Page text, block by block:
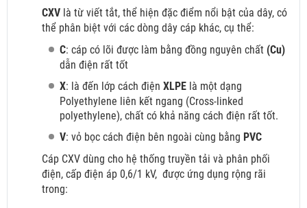
CXV là từ viết tắt, thể hiện đặc điểm nổi bật của dây, có
thể phân biệt với các dòng dây cáp khác, cụ thể:
C: cáp có lõi được làm bằng đồng nguyên chất (Cu)
dẫn điện rất tốt
X: là đến lớp cách điện XLPE là một dạng
Polyethylene liên kết ngang (Cross-linked
polyethylene), chất có khả năng cách điện rất tốt.
V: vỏ bọc cách điện bên ngoài cùng bằng PVC
Cáp CXV dùng cho hệ thống truyền tải và phân phối
điện, cấp điện áp 0,6/1 kV, được ứng dụng rộng rãi
trong: